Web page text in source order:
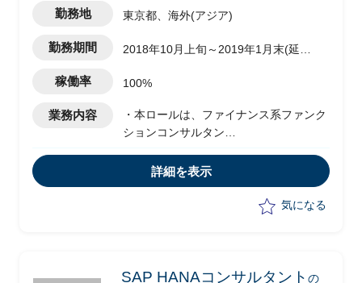
勤務地 東京都、海外(アジア)
勤務期間
2018年10月上旬～2019年1月末(延長
稼働率 100%
業務内容
・本ロールは、ファイナンス系ファンク
ションコンサルタン
・既存システム(SAP-SD/MM/FI/CO)を
別途新たに構築したグループ統一基盤
・グループ統一基盤は海外別拠点(アジ
詳細を表示
気になる
SAP HANAコンサルタント の